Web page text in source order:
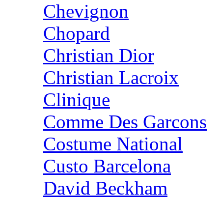
Chevignon
Chopard
Christian Dior
Christian Lacroix
Clinique
Comme Des Garcons
Costume National
Custo Barcelona
David Beckham